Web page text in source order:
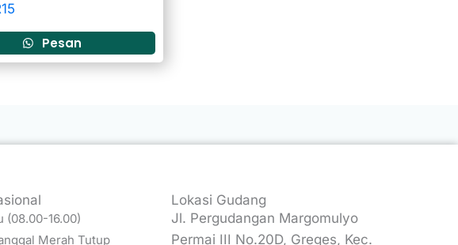
Pesan
ago
Angel Sport
★ ★★★★
6 months ago
(08.00-16.00)
Merah Tutup
Lokasi Gudang
Jl. Pergudangan Margomulyo
Permai III No.20D, Greges, Kec.